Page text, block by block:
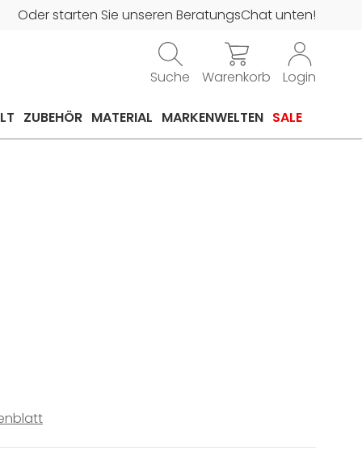
Oder starten Sie unseren BeratungsChat unten!
Suche Warenkorb Login
ZUBEHÖR MATERIAL MARKENWELTEN SALE